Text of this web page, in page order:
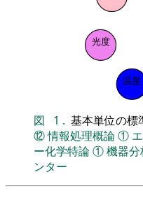
温度
光度
図 1 . 基本単位の標
⑫情報処理概論①
ー化学特論①機器
ンター